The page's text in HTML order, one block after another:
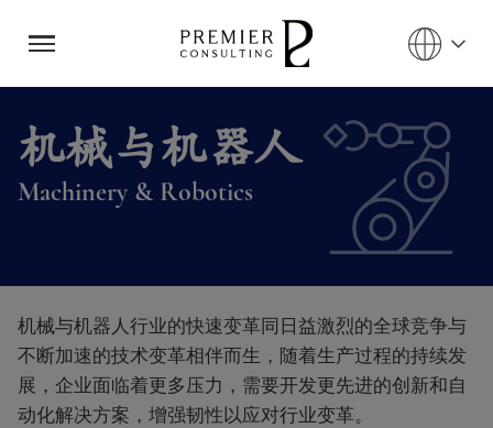
机械与机器人
Machinery & Robotics
机械与机器人行业的快速变革同日益激烈的全球竞争与
不断加速的技术变革相伴而生，随着生产过程的持续发
展，企业面临着更多压力，需要开发更先进的创新和自
动化解决方案，增强韧性以应对行业变革。